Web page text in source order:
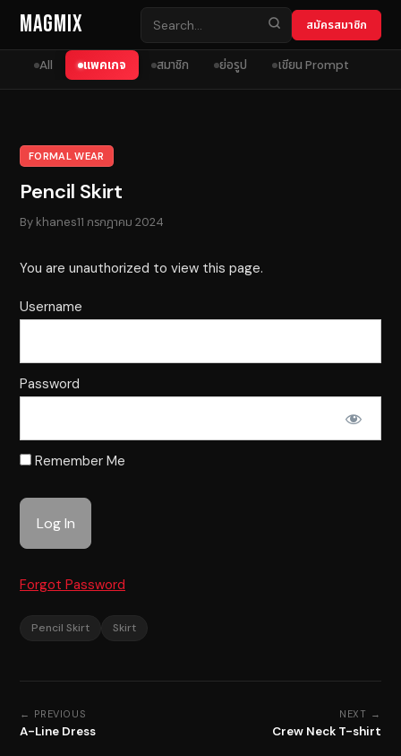
Skip to content
MagMix สมัครสมาชิก
All แพคเกจ สมาชิก ย่อรูป เขียน Prompt
FORMAL WEAR
Pencil Skirt
By khanes11 กรกฎาคม 2024
You are unauthorized to view this page.
Username
Password
Remember Me
Forgot Password
Pencil Skirt Skirt
← PREVIOUS
A-Line Dress
NEXT →
Crew Neck T-shirt